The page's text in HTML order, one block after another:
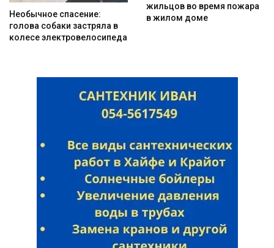
Необычное спасение:
голова собаки застряла в
колесе электровелосипеда
жильцов во время пожара
в жилом доме